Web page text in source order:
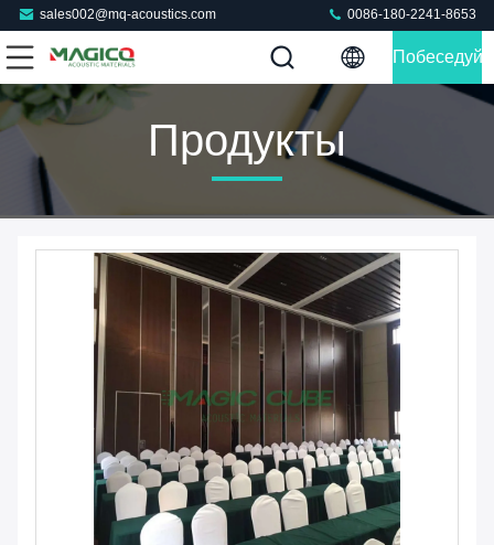
sales002@mq-acoustics.com 0086-180-2241-8653
Продукты